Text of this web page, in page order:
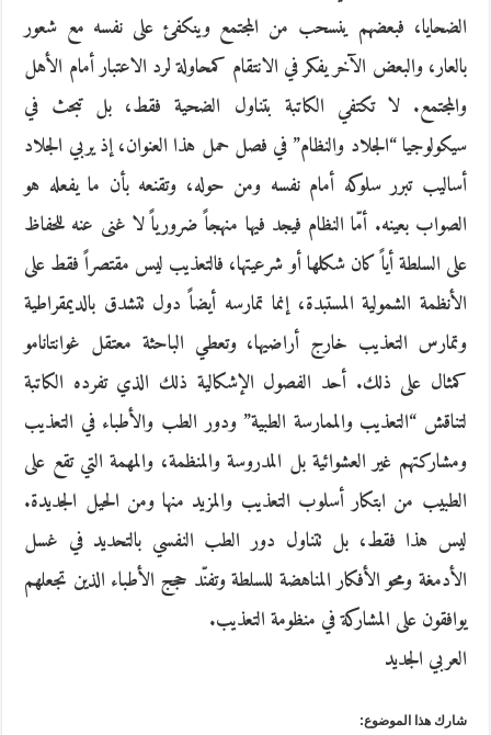
الضحايا، فبعضهم ينسحب من المجتمع وينكفئ على نفسه مع شعور
بالعار، والبعض الآخر يفكر في الانتقام كمحاولة لرد الاعتبار أمام الأهل
والمجتمع. لا تكتفي الكاتبة بتناول الضحية فقط، بل تبحث في
سيكولوجيا “الجلاد والنظام” في فصل حمل هذا العنوان، إذ يربي الجلاد
أساليب تبرر سلوكه أمام نفسه ومن حوله، وتقنعه بأن ما يفعله هو
الصواب بعينه. أمّا النظام فيجد فيها منهجاً ضرورياً لا غنى عنه للحفاظ
على السلطة أياً كان شكلها أو شرعيتها، فالتعذيب ليس مقتصراً فقط على
الأنظمة الشمولية المستبدة، إنما تمارسه أيضاً دول تتشدق بالديمقراطية
وتمارس التعذيب خارج أراضيها، وتعطي الباحثة معتقل غوانتانامو
كمثال على ذلك. أحد الفصول الإشكالية ذلك الذي تفرده الكاتبة
لتناقش “التعذيب والممارسة الطبية” ودور الطب والأطباء في التعذيب
ومشاركتهم غير العشوائية بل المدروسة والمنظمة، والمهمة التي تقع على
الطبيب من ابتكار أسلوب التعذيب والمزيد منها ومن الحيل الجديدة.
ليس هذا فقط، بل تتناول دور الطب النفسي بالتحديد في غسل
الأدمغة ومحو الأفكار المناهضة للسلطة وتفنّد حجج الأطباء الذين تجعلهم
يوافقون على المشاركة في منظومة التعذيب.
العربي الجديد
شارك هذا الموضوع: